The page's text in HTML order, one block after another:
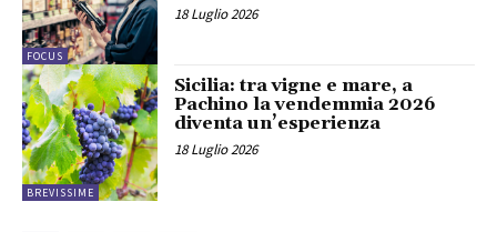
FOCUS
18 Luglio 2026
BREVISSIME
Sicilia: tra vigne e mare, a
Pachino la vendemmia 2026
diventa un’esperienza
18 Luglio 2026